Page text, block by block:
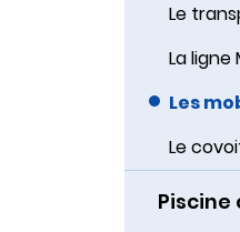
Le
La ligne
Les
Le